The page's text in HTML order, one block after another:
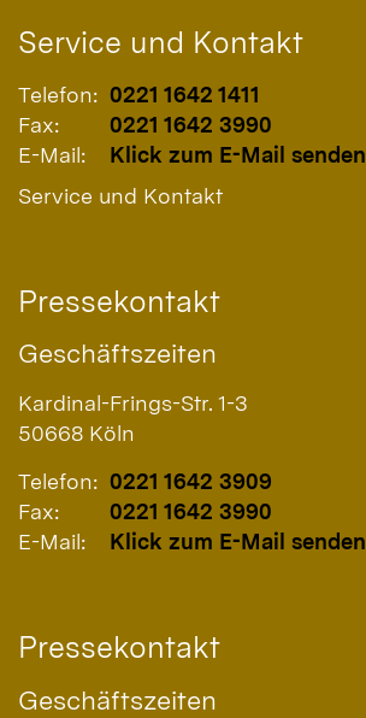
Service und Kontakt
Telefon: 0221 1642 1411
Fax:
0221 1642 3990
E-Mail:
Klick zum E-Mail senden
Service und Kontakt
Pressekontakt
Geschäftszeiten
Kardinal-Frings-Str. 1-3
50668 Köln
Telefon: 0221 1642 3909
Fax:
0221 1642 3990
E-Mail:
Klick zum E-Mail senden
Pressekontakt
Geschäftszeiten